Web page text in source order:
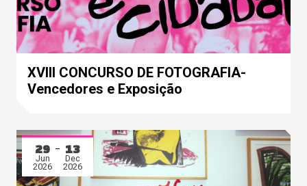
XVIII CONCURSO DE FOTOGRAFIA-
Vencedores e Exposição
29
Jun
2026
13
Dec
2026